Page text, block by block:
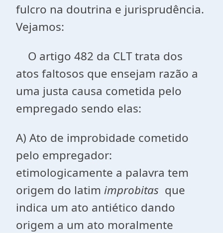
fulcro na doutrina e jurisprudência.
Vejamos:
O artigo 482 da CLT trata dos
atos faltosos que ensejam razão a
uma justa causa cometida pelo
empregado sendo elas:
A) Ato de improbidade cometido
pelo empregador:
etimologicamente a palavra tem
origem do latim improbitas que
indica um ato antiético dando
origem a um ato moralmente